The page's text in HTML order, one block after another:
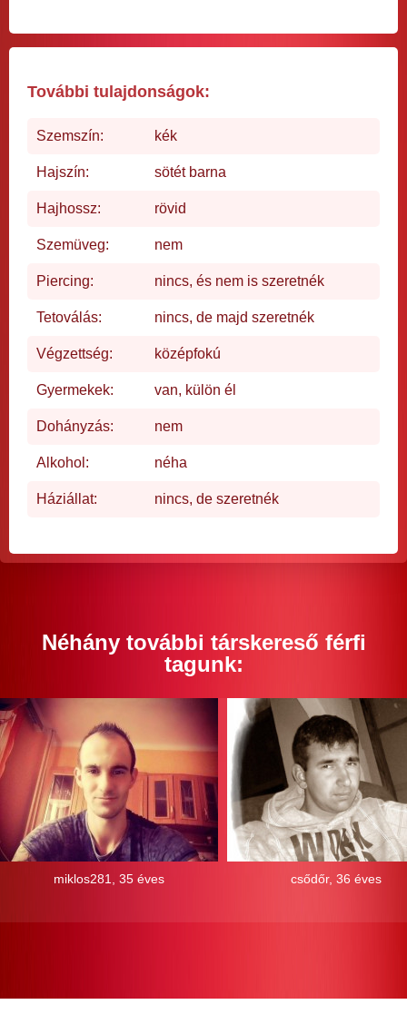
További tulajdonságok:
Szemszín: kék
Hajszín: sötét barna
Hajhossz: rövid
Szemüveg: nem
Piercing: nincs, és nem is szeretnék
Tetoválás: nincs, de majd szeretnék
Végzettség: középfokú
Gyermekek: van, külön él
Dohányzás: nem
Alkohol: néha
Háziállat: nincs, de szeretnék
Néhány további társkereső férfi
tagunk:
miklos281, 35 éves csődőr, 36 éves